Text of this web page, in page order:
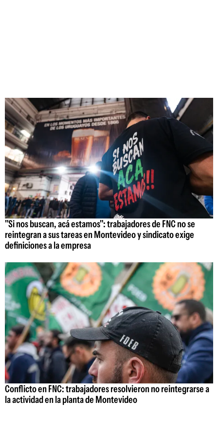
"Si nos buscan, acá estamos": trabajadores de FNC no se
reintegran a sus tareas en Montevideo y sindicato exige
definiciones a la empresa
Conflicto en FNC: trabajadores resolvieron no reintegrarse a
la actividad en la planta de Montevideo